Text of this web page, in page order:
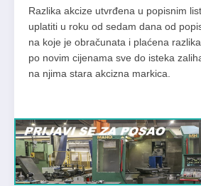
Razlika akcize utvrđena u popisnim
uplatiti u roku od sedam dana od
na koje je obračunata i plaćena
po novim cijenama sve do isteka
na njima stara akcizna markica.